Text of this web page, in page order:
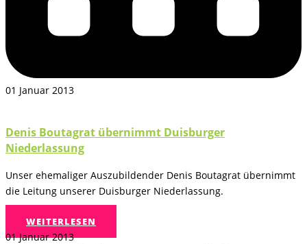
01 Januar 2013
Denis Boutagrat übernimmt Duisburger
Niederlassung
Unser ehemaliger Auszubildender Denis Boutagrat übernimmt
die Leitung unserer Duisburger Niederlassung.
WEITERLESEN
01 Januar 2013